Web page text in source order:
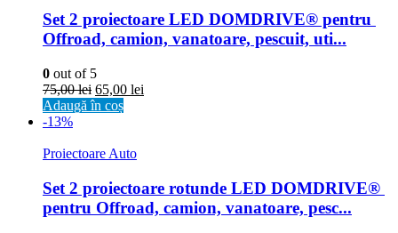
Set 2 proiectoare LED DOMDRIVE® pentru
Offroad, camion, vanatoare, pescuit, uti...
0 out of 5
75,00lei 65,00 lei
Adaugă în coș
-13%
Proiectoare Auto
Set 2 proiectoare rotunde LED DOMDRIVE®
pentru Offroad, camion, vanatoare, pesc...